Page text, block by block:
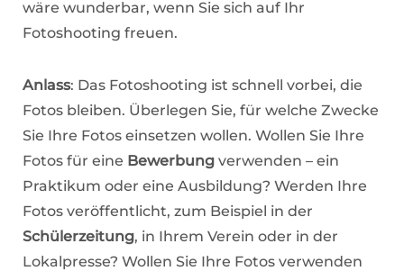
wäre wunderbar, wenn Sie sich auf Ihr
Fotoshooting freuen.
Anlass: Das Fotoshooting ist schnell vorbei, die
Fotos bleiben. Überlegen Sie, für welche Zwecke
Sie Ihre Fotos einsetzen wollen. Wollen Sie Ihre
Fotos für eine Bewerbung verwenden – ein
Praktikum oder eine Ausbildung? Werden Ihre
Fotos veröffentlicht, zum Beispiel in der
Schülerzeitung, in Ihrem Verein oder in der
Lokalpresse? Wollen Sie Ihre Fotos verwenden